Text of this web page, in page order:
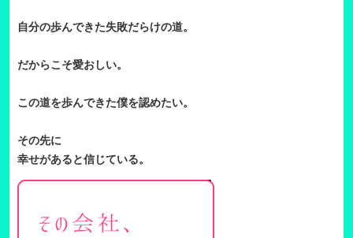
自分の歩んできた失敗だらけの道。
だからこそ愛おしい。
この道を歩んできた僕を認めたい。
その先に
幸せがあると信じている。